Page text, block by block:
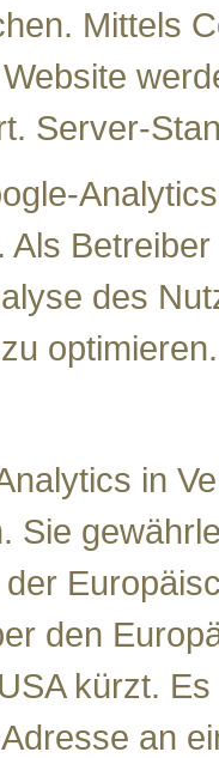
Mittels
Server-
Als
des
optimieren.
in
Sie
den
kürzt.
an